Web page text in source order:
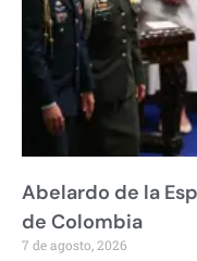
Abelardo de la
de Colombia
7 de agosto, 2026